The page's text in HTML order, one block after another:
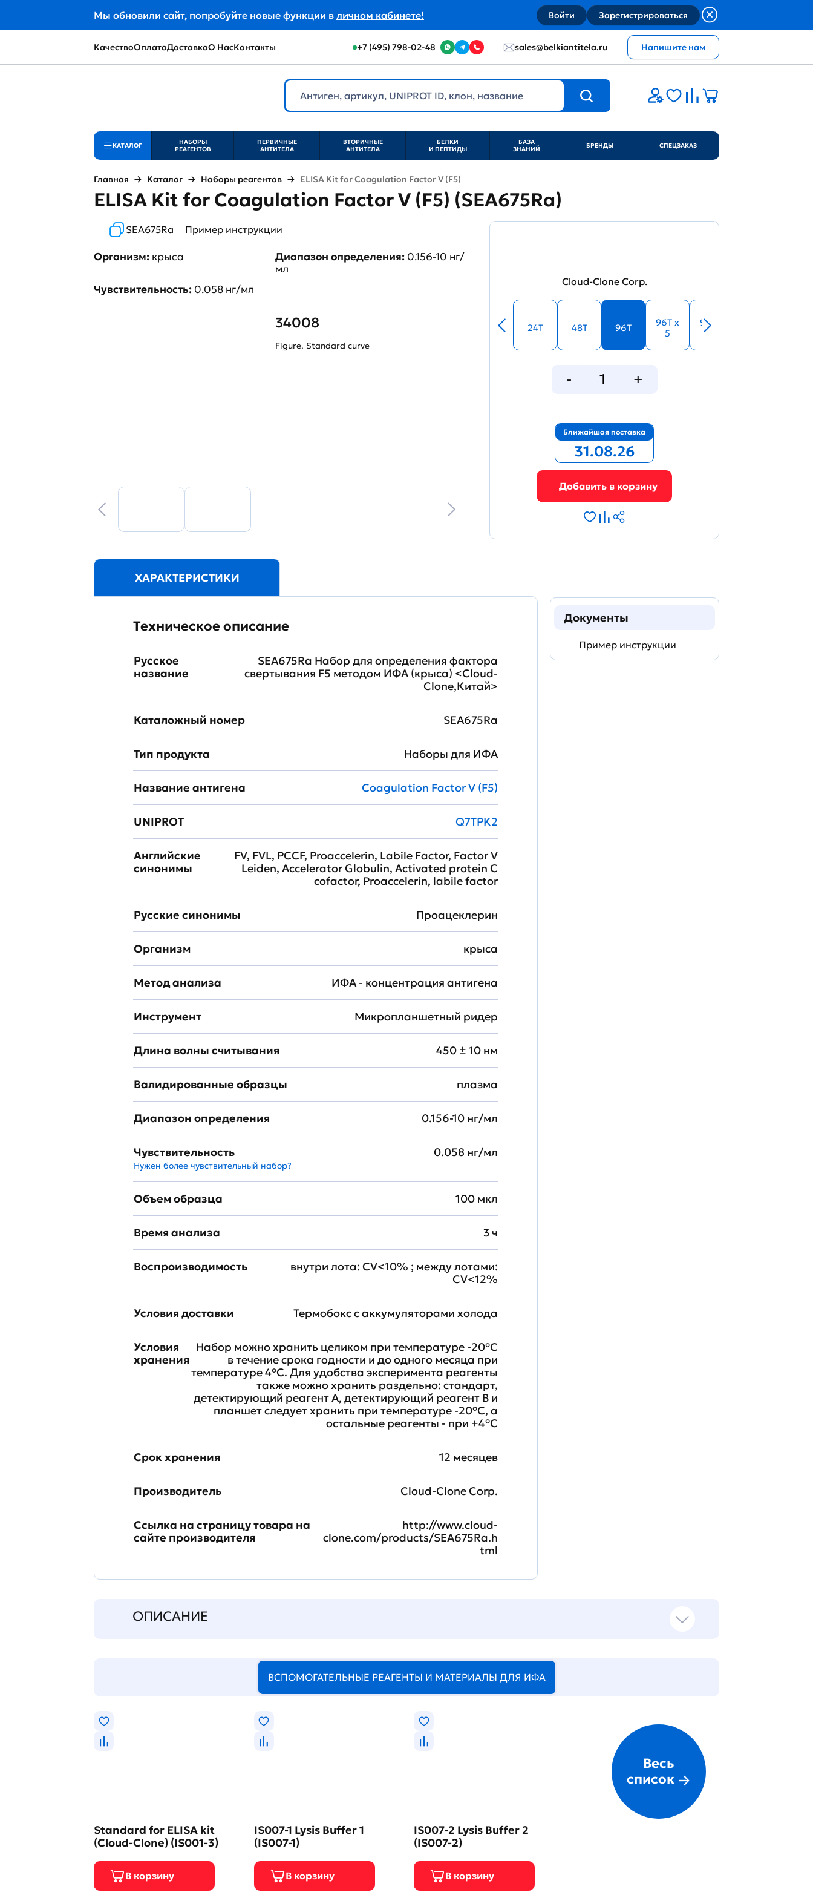
Мы обновили сайт, попробуйте новые функции в личном кабинете! Войти Зарегистрироваться
КачествоОплатаДоставкаО НасКонтакты +7 (495) 798-02-48 sales@belkiantitela.ru Напишите нам
КАТАЛОГ
НАБОРЫ
РЕАГЕНТОВ
ПЕРВИЧНЫЕ
АНТИТЕЛА
ВТОРИЧНЫЕ
АНТИТЕЛА
БЕЛКИ
И ПЕПТИДЫ
БАЗА
ЗНАНИЙ
БРЕНДЫ СПЕЦЗАКАЗ
Главная Каталог Наборы реагентов ELISA Kit for Coagulation Factor V (F5)
ELISA Kit for Coagulation Factor V (F5) (SEA675Ra)
SEA675Ra Пример инструкции
Организм: крыса Диапазон определения: 0.156-10 нг/
мл
Чувствительность: 0.058 нг/мл
34008
Figure. Standard curve
Cloud-Clone Corp.
24T 48T 96T
96T x
5
96T x
10
Ближайшая поставка
31.08.26
ХАРАКТЕРИСТИКИ
Техническое описание
Русское
название
SEA675Ra Набор для определения фактора
свертывания F5 методом ИФА (крыса) <Cloud-
Clone,Китай>
Каталожный номер SEA675Ra
Тип продукта Наборы для ИФА
Название антигена Coagulation Factor V (F5)
UNIPROT Q7TPK2
Английские
синонимы
FV, FVL, PCCF, Proaccelerin, Labile Factor, Factor V
Leiden, Accelerator Globulin, Activated protein C
cofactor, Proaccelerin, labile factor
Русские синонимы Проацеклерин
Организм крыса
Метод анализа ИФА - концентрация антигена
Инструмент Микропланшетный ридер
Длина волны считывания 450 ± 10 нм
Валидированные образцы плазма
Диапазон определения 0.156-10 нг/мл
Чувствительность
Нужен более чувствительный набор?
0.058 нг/мл
Объем образца 100 мкл
Время анализа 3 ч
Воспроизводимость
внутри лота: CV<10% ; между лотами:
CV<12%
Условия доставки Термобокс с аккумуляторами холода
Условия
хранения
Набор можно хранить целиком при температуре -20°C
в течение срока годности и до одного месяца при
температуре 4°C. Для удобства эксперимента реагенты
также можно хранить раздельно: стандарт,
детектирующий реагент A, детектирующий реагент B и
планшет следует хранить при температуре -20°C, а
остальные реагенты - при +4°С
Срок хранения 12 месяцев
Производитель Cloud-Clone Corp.
Ссылка на страницу товара на
сайте производителя
http://www.cloud-
clone.com/products/SEA675Ra.h
tml
Документы
Пример инструкции
ОПИСАНИЕ
ВСПОМОГАТЕЛЬНЫЕ РЕАГЕНТЫ И МАТЕРИАЛЫ ДЛЯ ИФА
Standard for ELISA kit
(Cloud-Clone) (IS001-3)
IS007-1 Lysis Buffer 1
(IS007-1)
IS007-2 Lysis Buffer 2
(IS007-2)
Весь
список